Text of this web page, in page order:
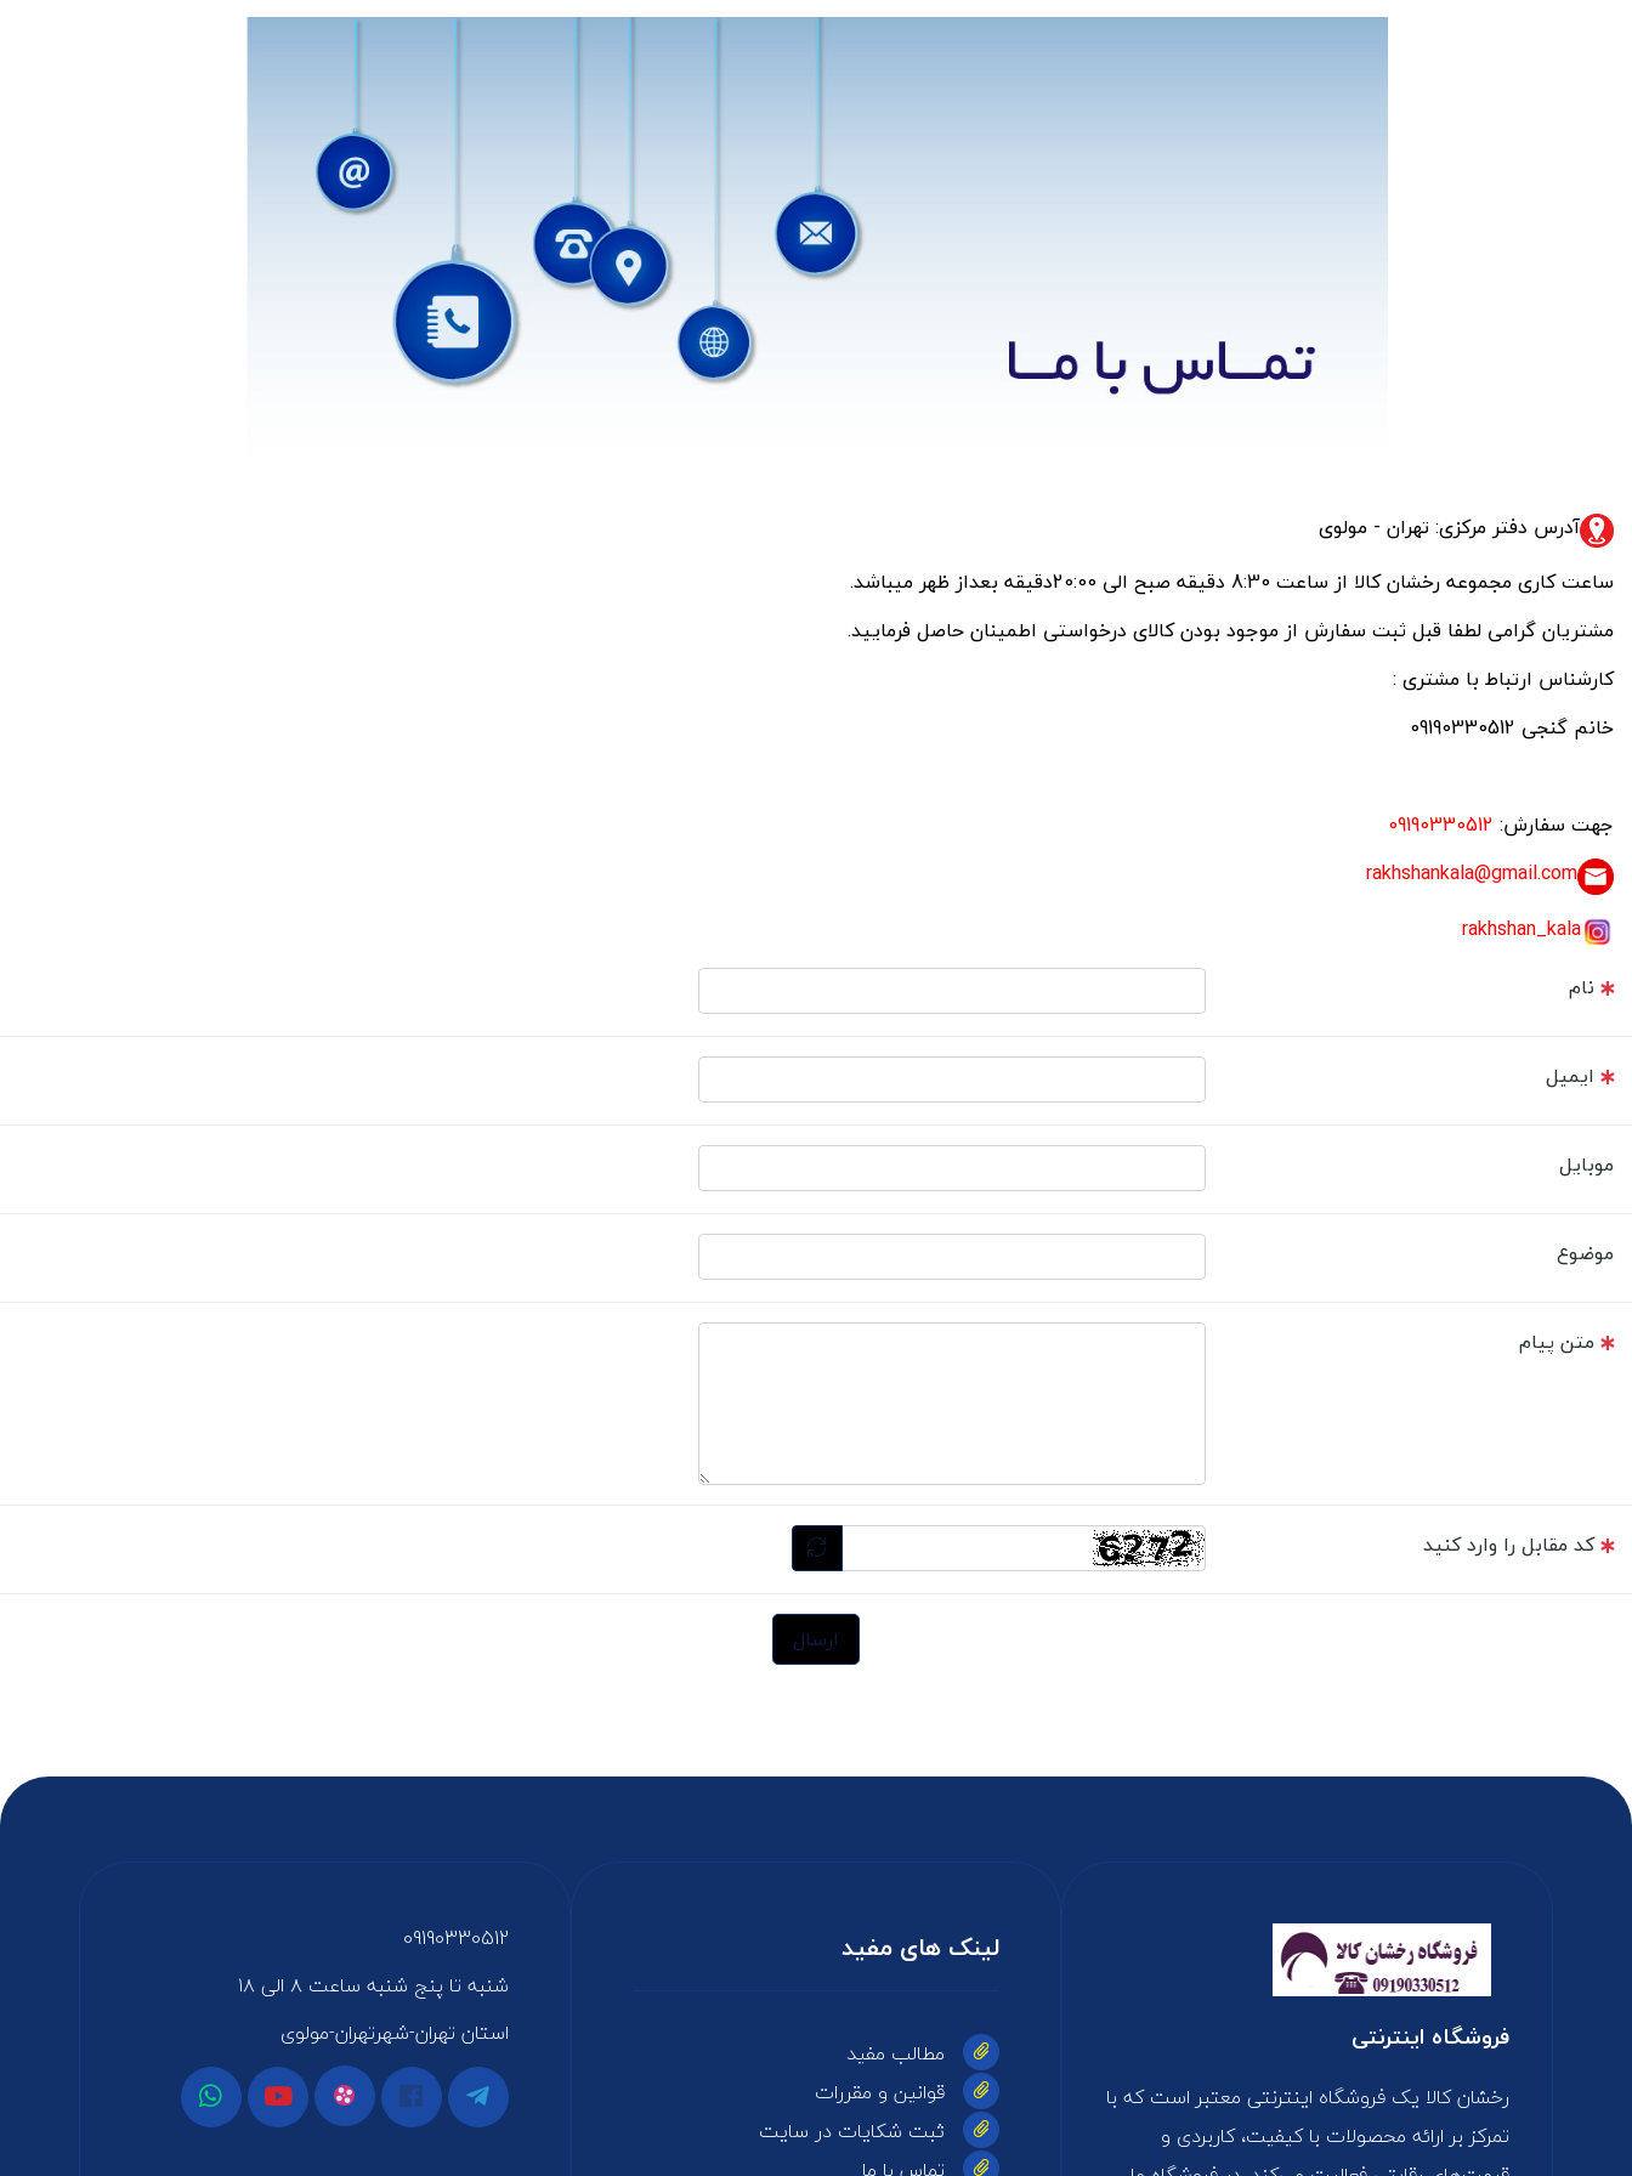
آدرس دفتر مرکزی: تهران - مولوی
ساعت کاری مجموعه رخشان کالا از ساعت 8:30 دقیقه صبح الی 20:00دقیقه بعداز ظهر میباشد.
مشتریان گرامی لطفا قبل ثبت سفارش از موجود بودن کالای درخواستی اطمینان حاصل فرمایید.
کارشناس ارتباط با مشتری :
خانم گنجی 09190330512
جهت سفارش:
09190330512
rakhshankala@gmail.com
rakhshan_kala
نام
ایمیل
موبایل
موضوع
متن پیام
کد مقابل را وارد کنید
ارسال
فروشگاه اینترنتی
رخشان کالا یک فروشگاه اینترنتی معتبر است که با
تمرکز بر ارائه محصولات با کیفیت، کاربردی و
لینک های مفید
مطالب مفید
قوانین و مقررات
ثبت شکایات در سایت
09190330512
شنبه تا پنج شنبه ساعت ۸ الی ۱۸
استان تهران-شهرتهران-مولوی